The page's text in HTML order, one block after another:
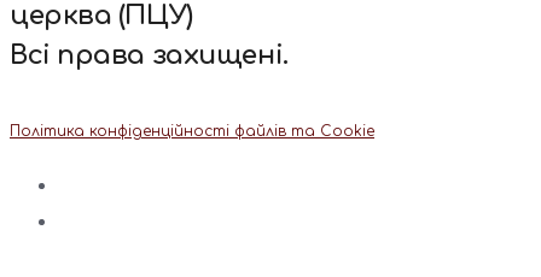
церква (ПЦУ)
Всі права захищені.
Політика конфіденційності файлів та Cookie